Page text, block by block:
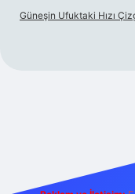
Güneşin Ufuktaki Hızı